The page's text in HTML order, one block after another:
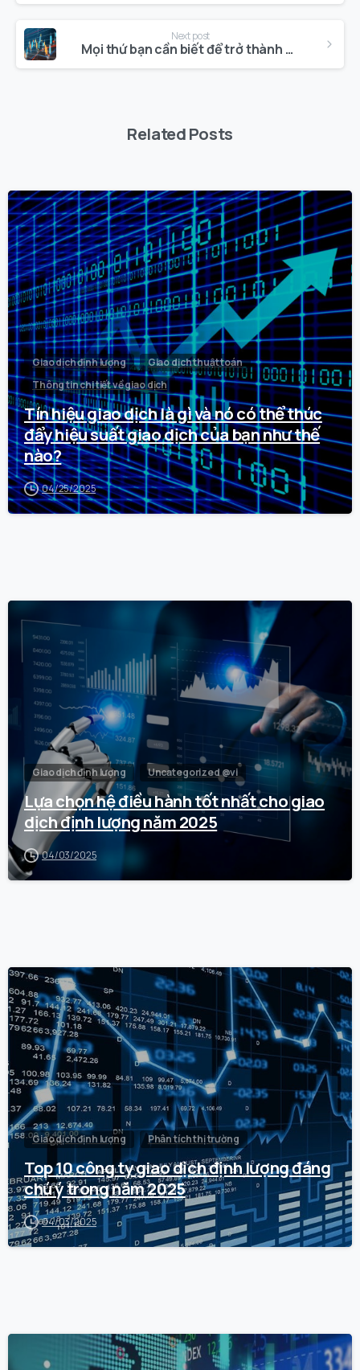
Next post
Mọi thứ bạn cần biết để trở thành một nhà phát triển định lượng
Related Posts
Giao dịch định lượng
Giao dịch thuật toán
Thông tin chi tiết về giao dịch
Tín hiệu giao dịch là gì và nó có thể thúc
đẩy hiệu suất giao dịch của bạn như thế
nào?
04/25/2025
Giao dịch định lượng Uncategorized @vi
Lựa chọn hệ điều hành tốt nhất cho giao
dịch định lượng năm 2025
04/03/2025
Giao dịch định lượng Phân tích thị trường
Top 10 công ty giao dịch định lượng đáng
chú ý trong năm 2025
04/03/2025
0